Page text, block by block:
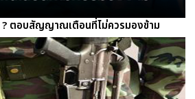
? ตอบสัญญาณเตือนที่ไม่ควรมองข้าม